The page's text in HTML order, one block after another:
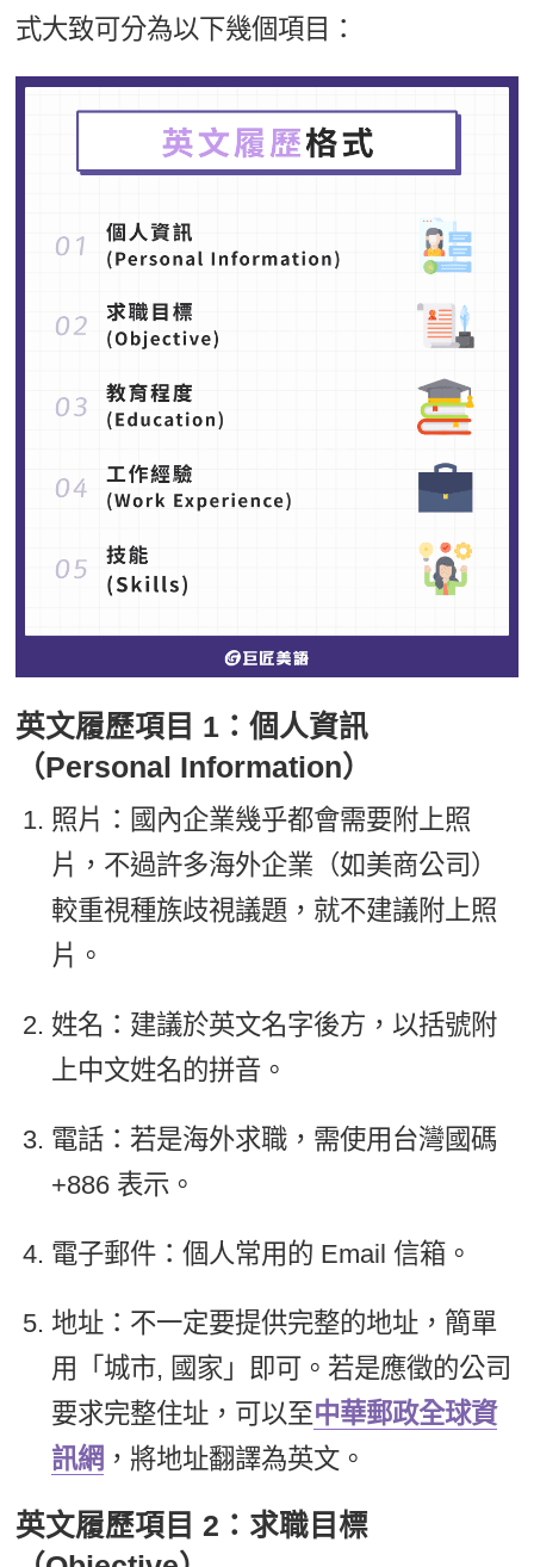
式大致可分為以下幾個項目：
英文履歷項目 1：個人資訊
（Personal Information）
照片：國內企業幾乎都會需要附上照
片，不過許多海外企業（如美商公司）
較重視種族歧視議題，就不建議附上照
片。
姓名：建議於英文名字後方，以括號附
上中文姓名的拼音。
電話：若是海外求職，需使用台灣國碼
+886 表示。
電子郵件：個人常用的 Email 信箱。
地址：不一定要提供完整的地址，簡單
用「城市, 國家」即可。若是應徵的公司
要求完整住址，可以至中華郵政全球資
訊網 ，將地址翻譯為英文。
英文履歷項目 2：求職目標